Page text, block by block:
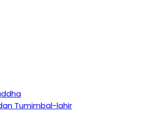
Tumimbal-lahir